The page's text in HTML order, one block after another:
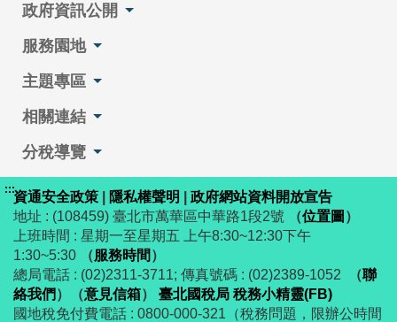
政府資訊公開
服務園地
主題專區
相關連結
分稅導覽
:::資通安全政策 隱私權聲明
政府網站資料開放宣告
地址 : (108459) 臺北市萬華區中華路1段2號
（位置圖 ）
上班時間 : 星期一至星期五 上午8:30~12:30下午
1:30~5:30
（服務時間 ）
總局電話 : (02)2311-3711; 傳真號碼 : (02)2389-1052
（聯
絡我們 ） （意見信箱）
臺北國稅局 稅務小精靈(FB)
國地稅免付費電話 : 0800-000-321（稅務問題，限辦公時間